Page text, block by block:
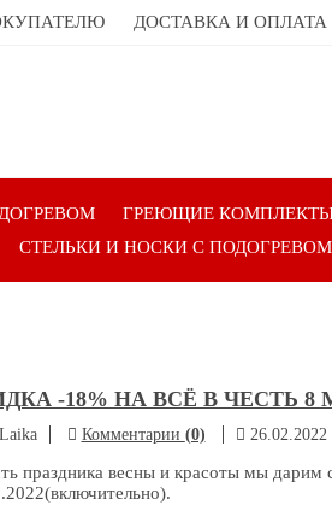
ДОСТАВКА И ОПЛАТА
ГРЕЮЩИЕ
СТЕЛЬКИ И НОСКИ С ПОДОГРЕВОМ
-18% НА ВСЁ В ЧЕСТЬ 8
Комментарии (0) 26.02.2022
праздника весны и красоты мы дарим